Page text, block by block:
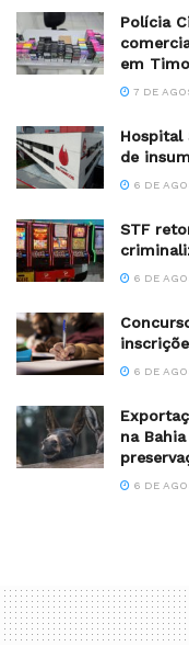
Polícia
em
7 DE
Hospital
de
6 DE
STF
6 DE
6 DE
na
6 DE